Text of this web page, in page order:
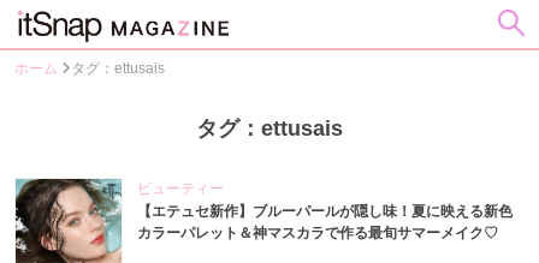
ホーム タグ：ettusais
タグ：ettusais
ビューティー
【エテュセ新作】ブルーパールが隠し味！夏に映える新色
カラーパレット＆神マスカラで作る最旬サマーメイク♡